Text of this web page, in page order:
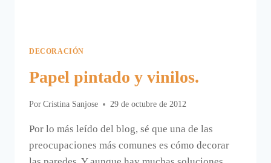
DECORACIÓN
Papel pintado y vinilos.
Por Cristina Sanjose 29 de octubre de 2012
Por lo más leído del blog, sé que una de las
preocupaciones más comunes es cómo decorar